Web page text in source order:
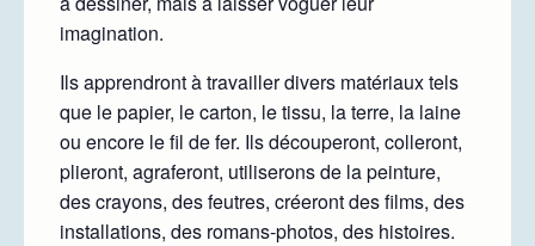
imagination.
Ils apprendront à travailler divers matériaux tels
que le papier, le carton, le tissu, la terre, la laine
ou encore le fil de fer. Ils découperont, colleront,
plieront, agraferont, utiliserons de la peinture,
des crayons, des feutres, créeront des films, des
installations, des romans-photos, des histoires.